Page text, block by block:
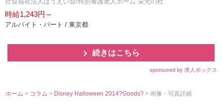
時給1,243円～
アルバイト・パート / 東京都
続きはこちら
sponsored by 求人ボックス
ホーム > コラム> Disney Halloween 2014?Goods?> 画像・写真詳細